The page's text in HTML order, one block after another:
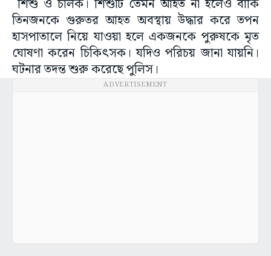
শিশু ও চালক। শিশুটি তেমন আহত না হলেও বাকি
তিনজনকে গুরুতর আহত অবস্থায় উদ্ধার করে তপন
হাসপাতালে নিয়ে যাওয়া হলে একজনকে পুরুষকে মৃত
ঘোষণা করেন চিকিৎসক। যদিও পরিচয় জানা যায়নি।
ঘটনার তদন্ত শুরু করেছে পুলিস।
ADVERTISEMENT